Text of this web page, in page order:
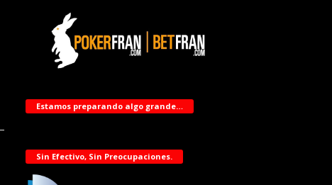
Estamos preparando algo grande…
Sin Efectivo, Sin Preocupaciones.